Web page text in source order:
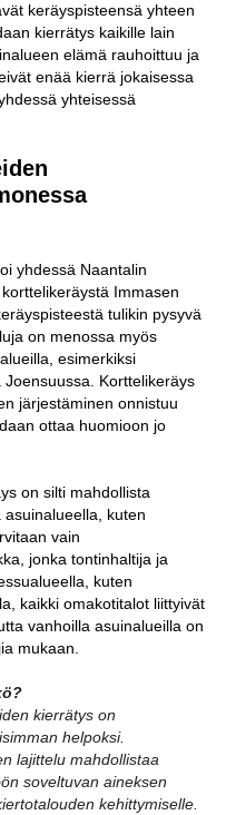
keräyspisteensä yhteen
kierrätys kaikille lain
elämä rauhoittuu ja
enää kierrä jokaisessa
yhteisessä
yhdessä Naantalin
Immasen
tulikin pysyvä
on menossa myös
esimerkiksi
Korttelikeräys
järjestäminen onnistuu
ottaa huomioon jo
on silti mahdollista
kuten
vain
jonka tontinhaltija ja
kuten
kaikki omakotitalot liittyivät
vanhoilla asuinalueilla on
mukaan.
kierrätys on
helpoksi.
lajittelu mahdollistaa
soveltuvan aineksen
kehittymiselle.